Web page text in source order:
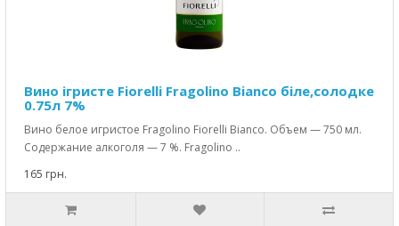
Вино ігристе Fiorelli Fragolino Bianco біле,солодке
0.75л 7%
Вино белое игристое Fragolino Fiorelli Bianco. Объем — 750 мл.
Содержание алкоголя — 7 %. Fragolino ..
165 грн.